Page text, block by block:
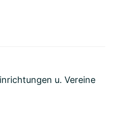
u. Vereine